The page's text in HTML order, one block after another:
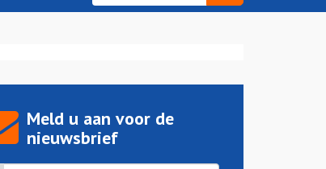
Meld u aan voor de
nieuwsbrief